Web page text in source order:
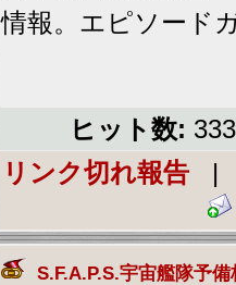
情報。エピソード
ヒット数:
リンク切れ報告
S.F.A.P.S.宇宙艦隊予備